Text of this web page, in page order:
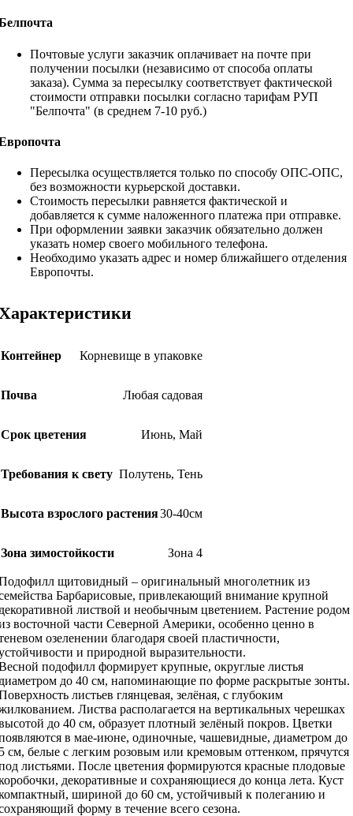
Почтовые услуги заказчик оплачивает на почте при
получении посылки (независимо от способа оплаты
заказа). Сумма за пересылку соответствует фактической
стоимости отправки посылки согласно тарифам РУП
"Белпочта" (в среднем 7-10 руб.)
Пересылка осуществляется только по способу ОПС-ОПС,
без возможности курьерской доставки.
Стоимость пересылки равняется фактической и
добавляется к сумме наложенного платежа при отправке.
При оформлении заявки заказчик обязательно должен
указать номер своего мобильного телефона.
Необходимо указать адрес и номер ближайшего отделения
Европочты.
Контейнер Корневище в упаковке
Почва Любая садовая
Срок цветения Июнь, Май
Требования к свету Полутень, Тень
Высота взрослого растения30-40см
Зона зимостойкости Зона 4
щитовидный – оригинальный многолетник из
Барбарисовые, привлекающий внимание крупной
листвой и необычным цветением. Растение родом
восточной части Северной Америки, особенно ценно в
озеленении благодаря своей пластичности,
и природной выразительности.
подофилл формирует крупные, округлые листья
до 40 см, напоминающие по форме раскрытые зонты.
листьев глянцевая, зелёная, с глубоким
Листва располагается на вертикальных черешках
до 40 см, образует плотный зелёный покров. Цветки
в мае-июне, одиночные, чашевидные, диаметром до
см, белые с легким розовым или кремовым оттенком, прячутся
листьями. После цветения формируются красные плодовые
декоративные и сохраняющиеся до конца лета. Куст
шириной до 60 см, устойчивый к полеганию и
форму в течение всего сезона.